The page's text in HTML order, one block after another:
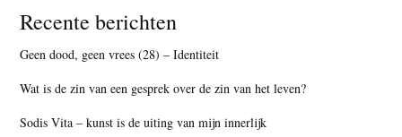
Recente berichten
Geen dood, geen vrees (28) – Identiteit
Wat is de zin van een gesprek over de zin van het leven?
Sodis Vita – kunst is de uiting van mijn innerlijk